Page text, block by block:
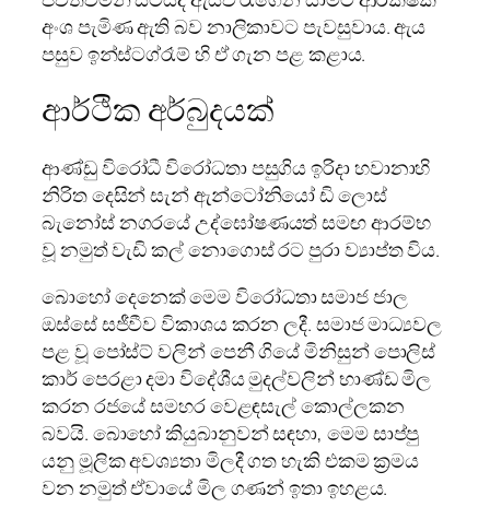
අංශ පැමිණ ඇති බව නාලිකාවට පැවසුවාය. ඇය
පසුව ඉන්ස්ටග්රෑම් හි ඒ ගැන පළ කළාය.
ආර්ථික අර්බුදයක්
ආණ්ඩු විරෝධී විරෝධතා පසුගිය ඉරිදා හවානාහි
නිරිත දෙසින් සැන් ඇන්ටෝනියෝ ඩි ලොස්
බැනෝස් නගරයේ උද්ඝෝෂණයත් සමඟ ආරම්භ
වූ නමුත් වැඩි කල් නොගොස් රට පුරා ව්‍යාප්ත විය.
බොහෝ දෙනෙක් මෙම විරෝධතා සමාජ ජාල
ඔස්සේ සජීවීව විකාශය කරන ලදී. සමාජ මාධ්‍යවල
පළ වූ පෝස්ට් වලින් පෙනී ගියේ මිනිසුන් පොලිස්
කාර් පෙරළා දමා විදේශීය මුදල්වලින් භාණ්ඩ මිල
කරන රජයේ සමහර වෙළඳසැල් කොල්ලකන
බවයි. බොහෝ කියුබානුවන් සඳහා, මෙම සාප්පු
යනු මූලික අවශ්‍යතා මිලදී ගත හැකි එකම ක්‍රමය
වන නමුත් ඒවායේ මිල ගණන් ඉතා ඉහළය.